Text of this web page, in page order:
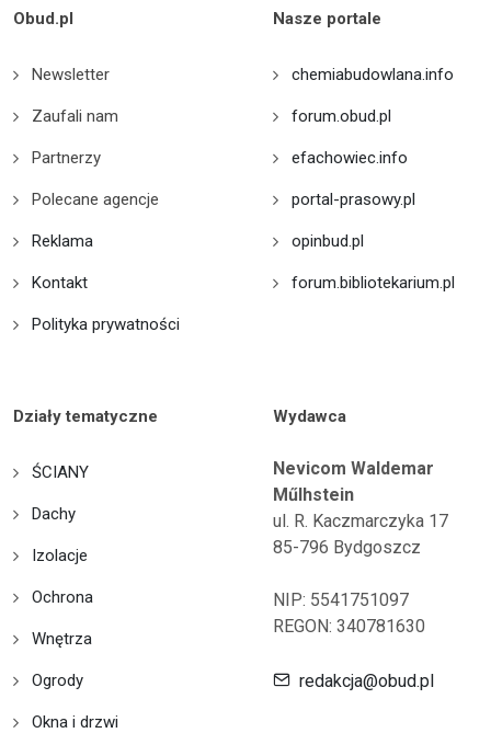
Obud.pl
Newsletter
Zaufali nam
Partnerzy
Polecane agencje
Reklama
Kontakt
Polityka prywatności
Nasze portale
chemiabudowlana.info
forum.obud.pl
efachowiec.info
portal-prasowy.pl
opinbud.pl
forum.bibliotekarium.pl
Działy tematyczne
ŚCIANY
Dachy
Izolacje
Ochrona
Wnętrza
Ogrody
Okna i drzwi
Wydawca
Nevicom Waldemar
Műlhstein
ul. R. Kaczmarczyka 17
85-796 Bydgoszcz
NIP: 5541751097
REGON: 340781630
redakcja@obud.pl